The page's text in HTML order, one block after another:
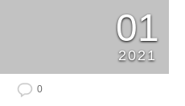
01
2021
0